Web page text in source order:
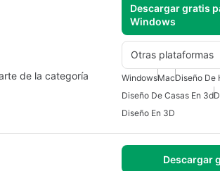
Descargar gratis
Windows
Otras plataformas
de la categoría
WindowsMacDiseño De
Diseño De Casas En 3d
Diseño En 3D
Descargar